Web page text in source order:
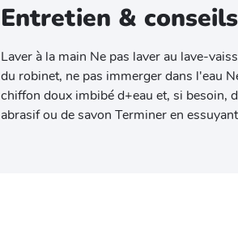
Entretien & conseils
Laver à la main Ne pas laver au lave-
du robinet, ne pas immerger dans l'eau
chiffon doux imbibé d+eau et, si besoin,
abrasif ou de savon Terminer en